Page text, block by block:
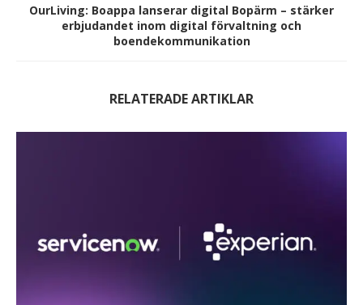
OurLiving: Boappa lanserar digital Bopärm – stärker
erbjudandet inom digital förvaltning och
boendekommunikation
RELATERADE ARTIKLAR